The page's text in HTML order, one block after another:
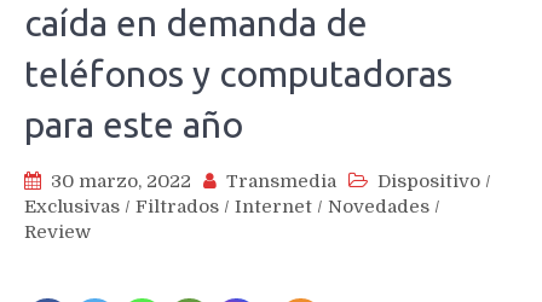
caída en demanda de
teléfonos y computadoras
para este año
30 marzo, 2022 Transmedia Dispositivo /
Exclusivas / Filtrados / Internet / Novedades /
Review